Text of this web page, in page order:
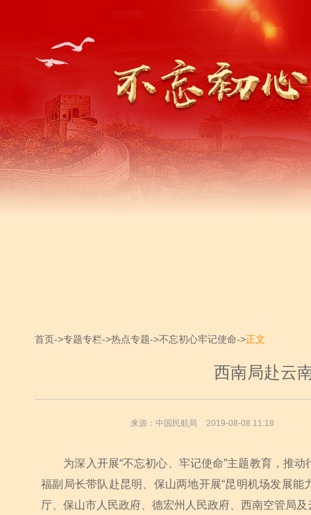
首页->专题专栏->热点专题->不忘初心牢记使命->正文
西南局赴云
来源：中国民航局 2019-08-08 11:18
为深入开展“不忘初心、牢记使命”主题教育，推动
福副局长带队赴昆明、保山两地开展“昆明机场发展能
厅、保山市人民政府、德宏州人民政府、西南空管局